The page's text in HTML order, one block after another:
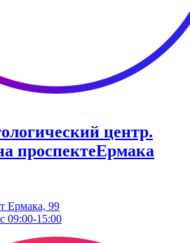
центр.
проспектеЕрмака
Ермака, 99
09:00-15:00